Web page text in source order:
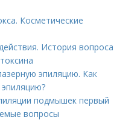
Косметические
История вопроса
эпиляцию. Как
подмышек первый
вопросы